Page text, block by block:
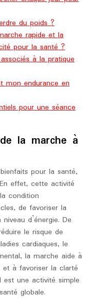
du poids ?
rapide et la
pour la santé ?
à la pratique
mon endurance en
pour une séance
la marche à
pour la santé,
effet, cette activité
condition
de favoriser la
d’énergie. De
le risque de
cardiaques, le
la marche aide à
et à favoriser la clarté
une activité simple
globale.